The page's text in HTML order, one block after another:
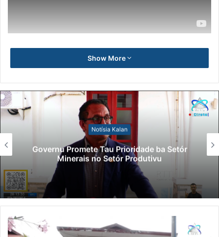
Show More
Notísia Kalan
Governu Promete Tau Prioridade ba Setór
Minerais no Setór Produtivu